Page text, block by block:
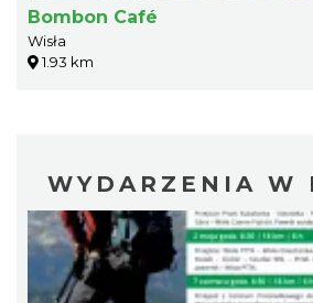
Bombon Café
Wisła
1.93 km
WYDARZENIA W